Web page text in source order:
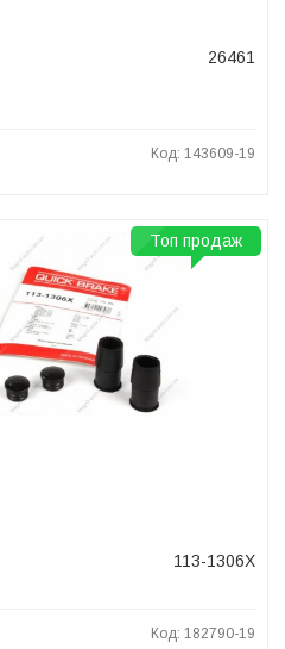
26461
Код: 143609-19
113-1306X
Код: 182790-19
Топ продаж